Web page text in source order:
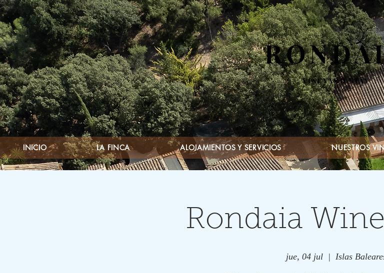
VINEYARD STAY
INICIO LA FINCA ALOJAMIENTOS Y SERVICIOS NUESTROS
Rondaia
jue, 04 jul
  |
Islas